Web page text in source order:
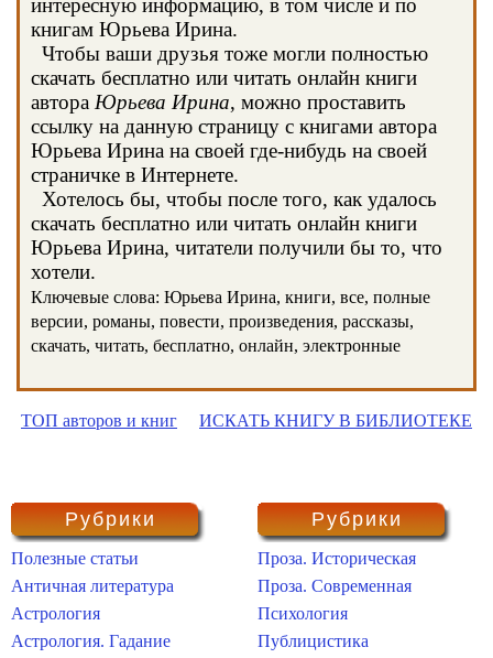
интересную информацию, в том числе и по
книгам Юрьева Ирина.
Чтобы ваши друзья тоже могли полностью
скачать бесплатно или читать онлайн книги
автора Юрьева Ирина, можно проставить
ссылку на данную страницу с книгами автора
Юрьева Ирина на своей где-нибудь на своей
страничке в Интернете.
Хотелось бы, чтобы после того, как удалось
скачать бесплатно или читать онлайн книги
Юрьева Ирина, читатели получили бы то, что
хотели.
Ключевые слова: Юрьева Ирина, книги, все, полные
версии, романы, повести, произведения, рассказы,
скачать, читать, бесплатно, онлайн, электронные
ТОП авторов и книг ИСКАТЬ КНИГУ В БИБЛИОТЕКЕ
Рубрики
Полезные статьи
Античная литература
Астрология
Астрология. Гадание
Рубрики
Проза. Историческая
Проза. Современная
Психология
Публицистика